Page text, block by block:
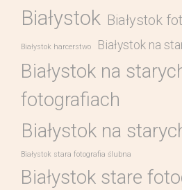
Białystok Białystok
Białystok harcerstwo Białystok na
Białystok na
fotografiach
Białystok na
Białystok stara fotografia ślubna
Białystok stare